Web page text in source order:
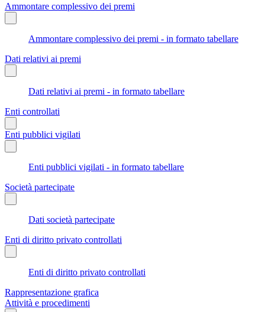
Ammontare complessivo dei premi
Ammontare complessivo dei premi - in formato tabellare
Dati relativi ai premi
Dati relativi ai premi - in formato tabellare
Enti controllati
Enti pubblici vigilati
Enti pubblici vigilati - in formato tabellare
Società partecipate
Dati società partecipate
Enti di diritto privato controllati
Enti di diritto privato controllati
Rappresentazione grafica
Attività e procedimenti